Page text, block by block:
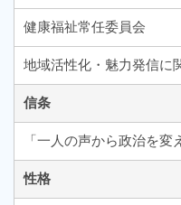
健康福祉常任委員会
地域活性化・魅力発信に
信条
「一人の声から政治を変
性格